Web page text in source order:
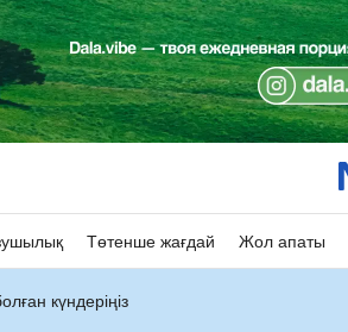
Төтенше жағдай Жол апаты
күндеріңіз